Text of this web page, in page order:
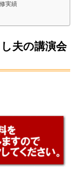
実績
夫の講演会